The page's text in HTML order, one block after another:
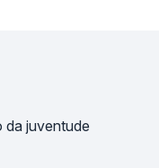
da juventude